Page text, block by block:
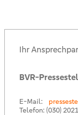
Ihr
BVR-
E-Mail:
Telefon: (030)